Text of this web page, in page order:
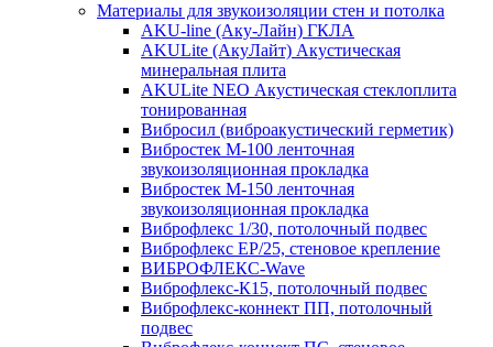
Материалы для звукоизоляции стен и потолка
AKU-line (Aку-Лайн) ГКЛА
AKULite (АкуЛайт) Акустическая
минеральная плита
AKULite NEO Акустическая стеклоплита
тонированная
Вибросил (виброакустический герметик)
Вибростек М-100 ленточная
звукоизоляционная прокладка
Вибростек М-150 ленточная
звукоизоляционная прокладка
Виброфлекс 1/30, потолочный подвес
Виброфлекс EP/25, стеновое крепление
ВИБРОФЛЕКС-Wave
Виброфлекс-К15, потолочный подвес
Виброфлекс-коннект ПП, потолочный
подвес